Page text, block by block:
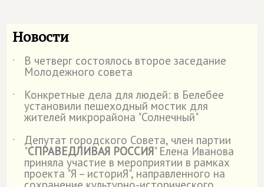
Новости
˙ В четверг состоялось второе заседание
Молодежного совета
˙
Конкретные дела для людей: в Белебее
установили пешеходный мостик для
жителей микрорайона "Солнечный"
˙
Депутат городского Совета, член партии
"СПРАВЕДЛИВАЯ РОССИЯ" Елена Иванова
приняла участие в мероприятии в рамках
проекта "Я – историЯ", направленного на